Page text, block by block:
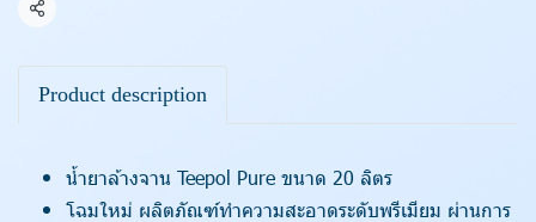
แชร์
Product description
น้ำยาล้างจาน Teepol Pure ขนาด 20 ลิตร
โฉมใหม่ ผลิตภัณฑ์ทำความสะอาดระดับพรีเมียม ผ่านการ